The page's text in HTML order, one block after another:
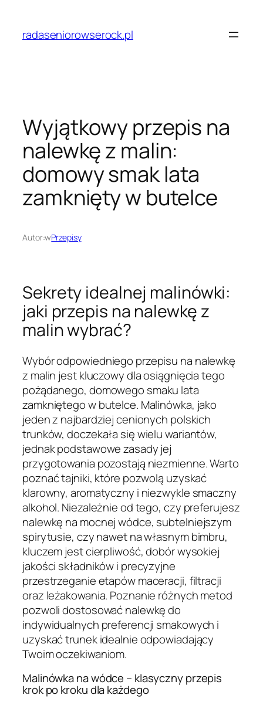
treściradaseniorowserock.pl
Wyjątkowy przepis na
nalewkę z malin:
domowy smak lata
zamknięty w butelce
Autor:wPrzepisy
Sekrety idealnej malinówki:
jaki przepis na nalewkę z
malin wybrać?
Wybór odpowiedniego przepisu na nalewkę
z malin jest kluczowy dla osiągnięcia tego
pożądanego, domowego smaku lata
zamkniętego w butelce. Malinówka, jako
jeden z najbardziej cenionych polskich
trunków, doczekała się wielu wariantów,
jednak podstawowe zasady jej
przygotowania pozostają niezmienne. Warto
poznać tajniki, które pozwolą uzyskać
klarowny, aromatyczny i niezwykle smaczny
alkohol. Niezależnie od tego, czy preferujesz
nalewkę na mocnej wódce, subtelniejszym
spirytusie, czy nawet na własnym bimbru,
kluczem jest cierpliwość, dobór wysokiej
jakości składników i precyzyjne
przestrzeganie etapów maceracji, filtracji
oraz leżakowania. Poznanie różnych metod
pozwoli dostosować nalewkę do
indywidualnych preferencji smakowych i
uzyskać trunek idealnie odpowiadający
Twoim oczekiwaniom.
Malinówka na wódce – klasyczny przepis
krok po kroku dla każdego